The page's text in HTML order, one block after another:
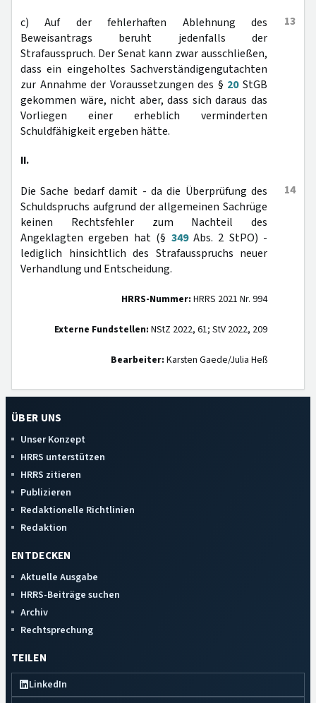
13
c) Auf der fehlerhaften Ablehnung des
Beweisantrags beruht jedenfalls der
Strafausspruch. Der Senat kann zwar ausschließen,
dass ein eingeholtes Sachverständigengutachten
zur Annahme der Voraussetzungen des § 20StGB
gekommen wäre, nicht aber, dass sich daraus das
Vorliegen einer erheblich verminderten
Schuldfähigkeit ergeben hätte.
II.
14
Die Sache bedarf damit - da die Überprüfung des
Schuldspruchs aufgrund der allgemeinen Sachrüge
keinen Rechtsfehler zum Nachteil des
Angeklagten ergeben hat (§ 349Abs. 2 StPO) -
lediglich hinsichtlich des Strafausspruchs neuer
Verhandlung und Entscheidung.
HRRS-Nummer: HRRS 2021 Nr. 994
Externe Fundstellen: NStZ 2022, 61; StV 2022, 209
Bearbeiter: Karsten Gaede/Julia Heß
ÜBER UNS
Unser Konzept
HRRS unterstützen
HRRS zitieren
Publizieren
Redaktionelle Richtlinien
Redaktion
ENTDECKEN
Aktuelle Ausgabe
HRRS-Beiträge suchen
Archiv
Rechtsprechung
TEILEN
LinkedIn